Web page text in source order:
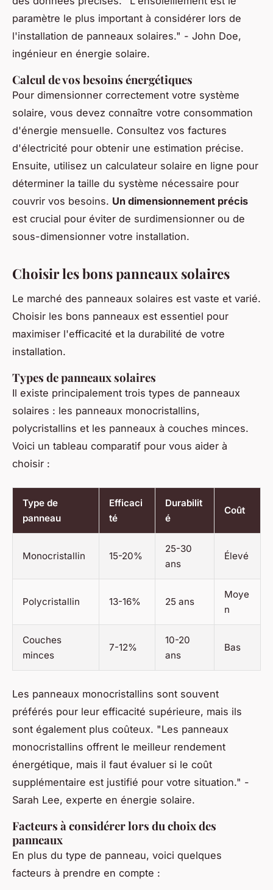
paramètre le plus important à considérer lors de
l'installation de panneaux solaires." - John Doe,
ingénieur en énergie solaire.
Calcul de vos besoins énergétiques
Pour dimensionner correctement votre système
solaire, vous devez connaître votre consommation
d'énergie mensuelle. Consultez vos factures
d'électricité pour obtenir une estimation précise.
Ensuite, utilisez un calculateur solaire en ligne pour
déterminer la taille du système nécessaire pour
couvrir vos besoins. Un dimensionnement précis
est crucial pour éviter de surdimensionner ou de
sous-dimensionner votre installation.
Choisir les bons panneaux solaires
Le marché des panneaux solaires est vaste et varié.
Choisir les bons panneaux est essentiel pour
maximiser l'efficacité et la durabilité de votre
installation.
Types de panneaux solaires
Il existe principalement trois types de panneaux
solaires : les panneaux monocristallins,
polycristallins et les panneaux à couches minces.
Voici un tableau comparatif pour vous aider à
choisir :
Type de
panneau
Efficaci
té
Durabilit
é
Coût
Monocristallin 15-20%
25-30
ans
Élevé
Polycristallin 13-16% 25 ans
Moye
n
Couches
minces
7-12%
10-20
ans
Bas
Les panneaux monocristallins sont souvent
préférés pour leur efficacité supérieure, mais ils
sont également plus coûteux. "Les panneaux
monocristallins offrent le meilleur rendement
énergétique, mais il faut évaluer si le coût
supplémentaire est justifié pour votre situation." -
Sarah Lee, experte en énergie solaire.
Facteurs à considérer lors du choix des
panneaux
En plus du type de panneau, voici quelques
facteurs à prendre en compte :